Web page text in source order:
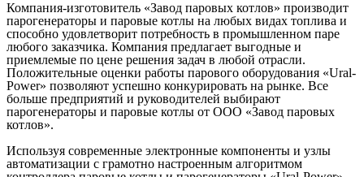
Компания-изготовитель «Завод паровых котлов» производит
парогенераторы и паровые котлы на любых видах топлива и
способно удовлетворит потребность в промышленном паре
любого заказчика. Компания предлагает выгодные и
приемлемые по цене решения задач в любой отрасли.
Положительные оценки работы парового оборудования «Ural-
Power» позволяют успешно конкурировать на рынке. Все
больше предприятий и руководителей выбирают
парогенераторы и паровые котлы от ООО «Завод паровых
котлов».
Используя современные электронные компоненты и узлы
автоматизации с грамотно настроенным алгоритмом